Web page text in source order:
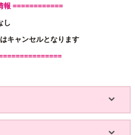
報 ============
し
キャンセルとなります